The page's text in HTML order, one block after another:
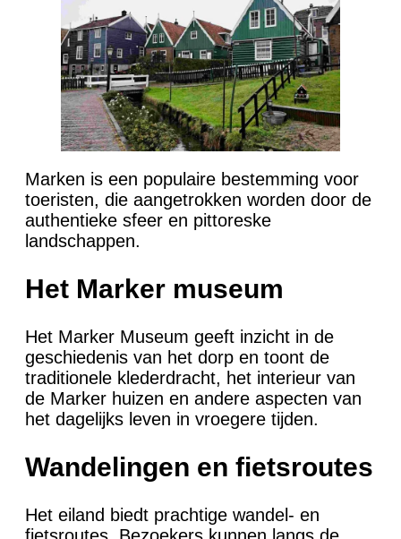
Marken is een populaire bestemming voor
toeristen, die aangetrokken worden door de
authentieke sfeer en pittoreske
landschappen.
Het Marker museum
Het Marker Museum geeft inzicht in de
geschiedenis van het dorp en toont de
traditionele klederdracht, het interieur van
de Marker huizen en andere aspecten van
het dagelijks leven in vroegere tijden.
Wandelingen en fietsroutes
Het eiland biedt prachtige wandel- en